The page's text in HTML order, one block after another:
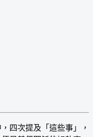
次提及「這些事」，